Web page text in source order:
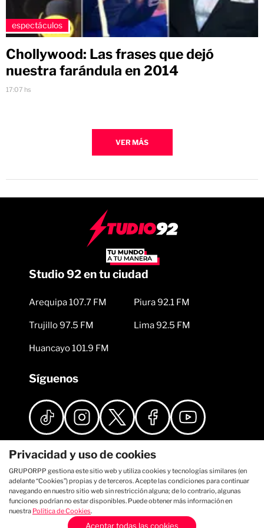
espectáculos
Chollywood: Las frases que dejó
nuestra farándula en 2014
17:07 hs
VER MÁS
Studio 92 en tu ciudad
Arequipa 107.7 FM
Trujillo 97.5 FM
Huancayo 101.9 FM
Piura 92.1 FM
Lima 92.5 FM
Síguenos
Privacidad y uso de cookies
GRUPORPP gestiona este sitio web y utiliza cookies y tecnologías similares (en
adelante “Cookies”) propias y de terceros. Acepte las condiciones para continuar
navegando en nuestro sitio web sin restricción alguna; de lo contrario, algunas
funciones podrían no estar disponibles. Puede obtener más información en
nuestra Política de Cookies.
Aceptar todas las cookies